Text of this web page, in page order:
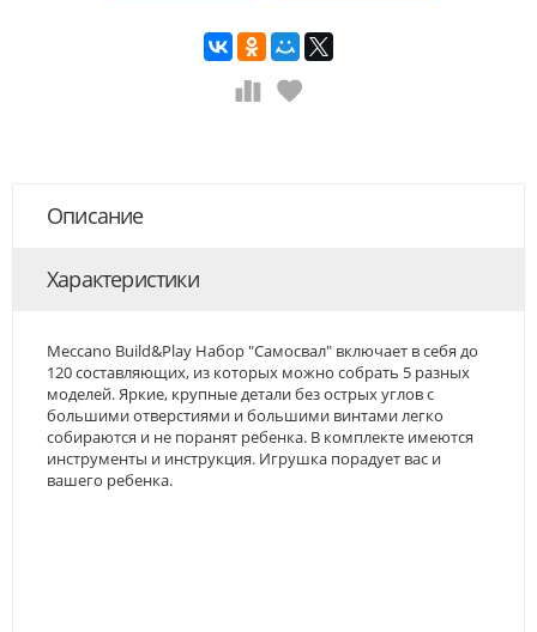
Описание
Характеристики
Meccano Build&Play Набор "Самосвал" включает в себя до
120 составляющих, из которых можно собрать 5 разных
моделей. Яркие, крупные детали без острых углов с
большими отверстиями и большими винтами легко
собираются и не поранят ребенка. В комплекте имеются
инструменты и инструкция. Игрушка порадует вас и
вашего ребенка.